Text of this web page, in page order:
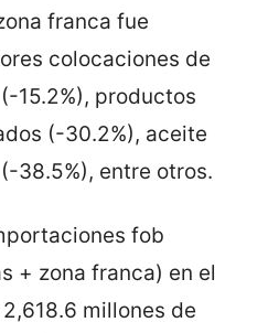
franca fue
colocaciones de
15.2%), productos
(-30.2%), aceite
38.5%), entre otros.
fob
+ zona franca) en el
millones de